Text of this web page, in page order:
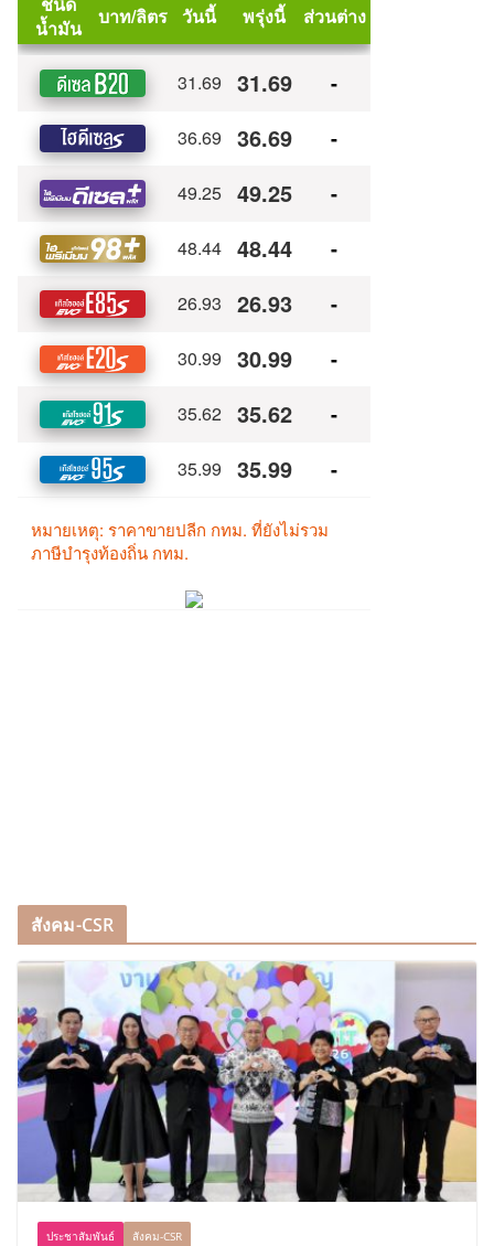
สังคม-CSR
ประชาสัมพันธ์ สังคม-CSR